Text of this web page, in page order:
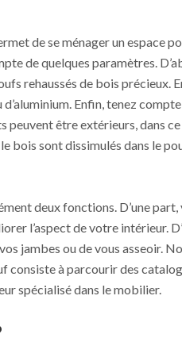
de se ménager un espace
de quelques paramètres.
rehaussés de bois précieux.
Enfin, tenez
être extérieurs, dans ce
bois sont dissimulés dans le
deux fonctions. D’une
l’aspect de votre intérieur.
jambes ou de vous asseoir.
à parcourir des
spécialisé dans le mobilier.